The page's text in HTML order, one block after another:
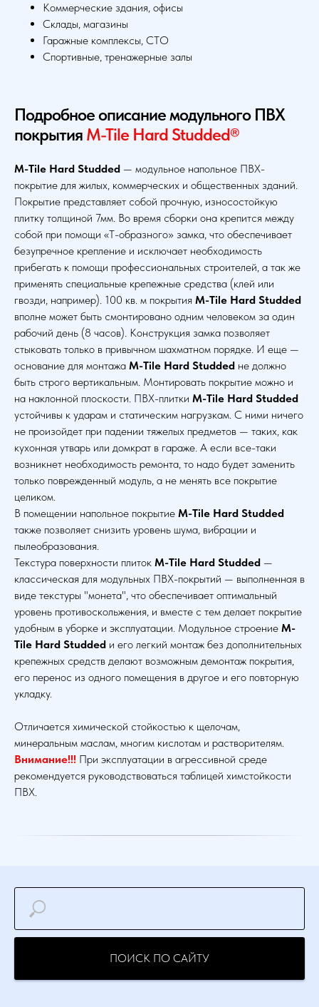
Коммерческие здания, офисы
Склады, магазины
Гаражные комплексы, СТО
Спортивные, тренажерные залы
Подробное описание модульного ПВХ
покрытия M-Tile Hard Studded®
M-Tile Hard Studded — модульное напольное ПВХ-
покрытие для жилых, коммерческих и общественных зданий.
Покрытие представляет собой прочную, износостойкую
плитку толщиной 7мм. Во время сборки она крепится между
собой при помощи «Т-образного» замка, что обеспечивает
безупречное крепление и исключает необходимость
прибегать к помощи профессиональных строителей, а так же
применять специальные крепежные средства (клей или
гвозди, например). 100 кв. м покрытия M-Tile Hard Studded
вполне может быть смонтировано одним человеком за один
рабочий день (8 часов). Конструкция замка позволяет
стыковать только в привычном шахматном порядке. И еще —
основание для монтажа M-Tile Hard Studded не должно
быть строго вертикальным. Монтировать покрытие можно и
на наклонной плоскости. ПВХ-плитки M-Tile Hard Studded
устойчивы к ударам и статическим нагрузкам. С ними ничего
не произойдет при падении тяжелых предметов — таких, как
кухонная утварь или домкрат в гараже. А если все-таки
возникнет необходимость ремонта, то надо будет заменить
только поврежденный модуль, а не менять все покрытие
целиком.
В помещении напольное покрытие M-Tile Hard Studded
также позволяет снизить уровень шума, вибрации и
пылеобразования.
Текстура поверхности плиток M-Tile Hard Studded —
классическая для модульных ПВХ-покрытий — выполненная в
виде текстуры "монета", что обеспечивает оптимальный
уровень противоскольжения, и вместе с тем делает покрытие
удобным в уборке и эксплуатации. Модульное строение M-
Tile Hard Studded и его легкий монтаж без дополнительных
крепежных средств делают возможным демонтаж покрытия,
его перенос из одного помещения в другое и его повторную
укладку.
Отличается химической стойкостью к щелочам,
минеральным маслам, многим кислотам и растворителям.
Внимание!!! При эксплуатации в агрессивной среде
рекомендуется руководствоваться таблицей химстойкости
ПВХ.
ПОИСК ПО САЙТУ